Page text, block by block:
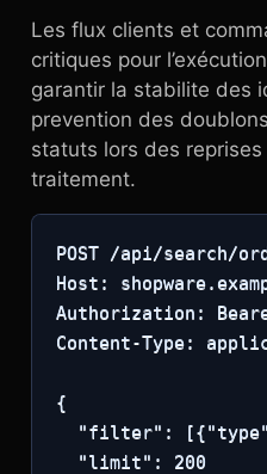
Les flux clients et
critiques pour
garantir la stabilite des
prevention des
statuts lors des
traitement.
POST /api/search/
Host:
Authorization: Bearer
Content-Type:
{
"filter":
  "limit": 200